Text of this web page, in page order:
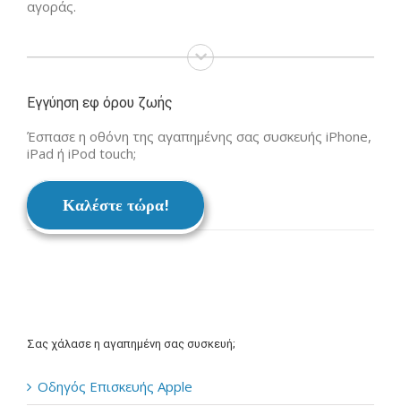
αγοράς.
Εγγύηση εφ όρου ζωής
Έσπασε η οθόνη της αγαπημένης σας συσκευής iPhone,
iPad ή iPod touch;
Καλέστε τώρα!
Σας χάλασε η αγαπημένη σας συσκευή;
Οδηγός Επισκευής Apple